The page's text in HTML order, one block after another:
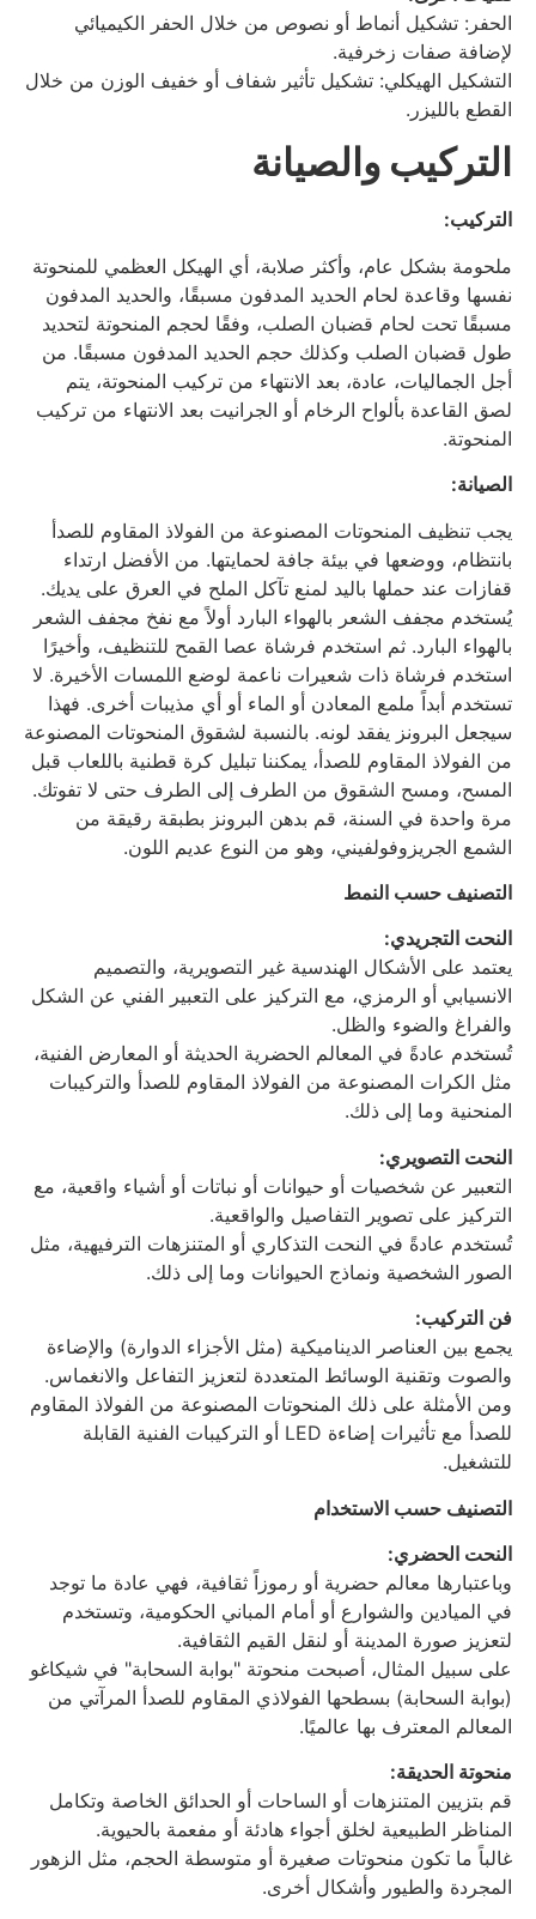
الحفر: تشكيل أنماط أو نصوص من خلال الحفر الكيميائي
لإضافة صفات زخرفية.
التشكيل الهيكلي: تشكيل تأثير شفاف أو خفيف الوزن من خلال
القطع بالليزر.
التركيب والصيانة
التركيب:
ملحومة بشكل عام، وأكثر صلابة، أي الهيكل العظمي للمنحوتة
نفسها وقاعدة لحام الحديد المدفون مسبقًا، والحديد المدفون
مسبقًا تحت لحام قضبان الصلب، وفقًا لحجم المنحوتة لتحديد
طول قضبان الصلب وكذلك حجم الحديد المدفون مسبقًا. من
أجل الجماليات، عادة، بعد الانتهاء من تركيب المنحوتة، يتم
لصق القاعدة بألواح الرخام أو الجرانيت بعد الانتهاء من تركيب
المنحوتة.
الصيانة:
يجب تنظيف المنحوتات المصنوعة من الفولاذ المقاوم للصدأ
بانتظام، ووضعها في بيئة جافة لحمايتها. من الأفضل ارتداء
قفازات عند حملها باليد لمنع تآكل الملح في العرق على يديك.
يُستخدم مجفف الشعر بالهواء البارد أولاً مع نفخ مجفف الشعر
بالهواء البارد. ثم استخدم فرشاة عصا القمح للتنظيف، وأخيرًا
استخدم فرشاة ذات شعيرات ناعمة لوضع اللمسات الأخيرة. لا
تستخدم أبداً ملمع المعادن أو الماء أو أي مذيبات أخرى. فهذا
سيجعل البرونز يفقد لونه. بالنسبة لشقوق المنحوتات المصنوعة
من الفولاذ المقاوم للصدأ، يمكننا تبليل كرة قطنية باللعاب قبل
المسح، ومسح الشقوق من الطرف إلى الطرف حتى لا تفوتك.
مرة واحدة في السنة، قم بدهن البرونز بطبقة رقيقة من
الشمع الجريزوفولفيني، وهو من النوع عديم اللون.
التصنيف حسب النمط
النحت التجريدي:
يعتمد على الأشكال الهندسية غير التصويرية، والتصميم
الانسيابي أو الرمزي، مع التركيز على التعبير الفني عن الشكل
والفراغ والضوء والظل.
تُستخدم عادةً في المعالم الحضرية الحديثة أو المعارض الفنية،
مثل الكرات المصنوعة من الفولاذ المقاوم للصدأ والتركيبات
المنحنية وما إلى ذلك.
النحت التصويري:
التعبير عن شخصيات أو حيوانات أو نباتات أو أشياء واقعية، مع
التركيز على تصوير التفاصيل والواقعية.
تُستخدم عادةً في النحت التذكاري أو المتنزهات الترفيهية، مثل
الصور الشخصية ونماذج الحيوانات وما إلى ذلك.
فن التركيب:
يجمع بين العناصر الديناميكية (مثل الأجزاء الدوارة) والإضاءة
والصوت وتقنية الوسائط المتعددة لتعزيز التفاعل والانغماس.
ومن الأمثلة على ذلك المنحوتات المصنوعة من الفولاذ المقاوم
للصدأ مع تأثيرات إضاءة LED أو التركيبات الفنية القابلة
للتشغيل.
التصنيف حسب الاستخدام
النحت الحضري:
وباعتبارها معالم حضرية أو رموزاً ثقافية، فهي عادة ما توجد
في الميادين والشوارع أو أمام المباني الحكومية، وتستخدم
لتعزيز صورة المدينة أو لنقل القيم الثقافية.
على سبيل المثال، أصبحت منحوتة "بوابة السحابة" في شيكاغو
(بوابة السحابة) بسطحها الفولاذي المقاوم للصدأ المرآتي من
المعالم المعترف بها عالميًا.
منحوتة الحديقة:
قم بتزيين المتنزهات أو الساحات أو الحدائق الخاصة وتكامل
المناظر الطبيعية لخلق أجواء هادئة أو مفعمة بالحيوية.
غالباً ما تكون منحوتات صغيرة أو متوسطة الحجم، مثل الزهور
المجردة والطيور وأشكال أخرى.